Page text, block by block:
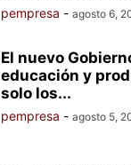
pempresa - agosto 6,
El nuevo
educación y
solo los...
pempresa - agosto 5,